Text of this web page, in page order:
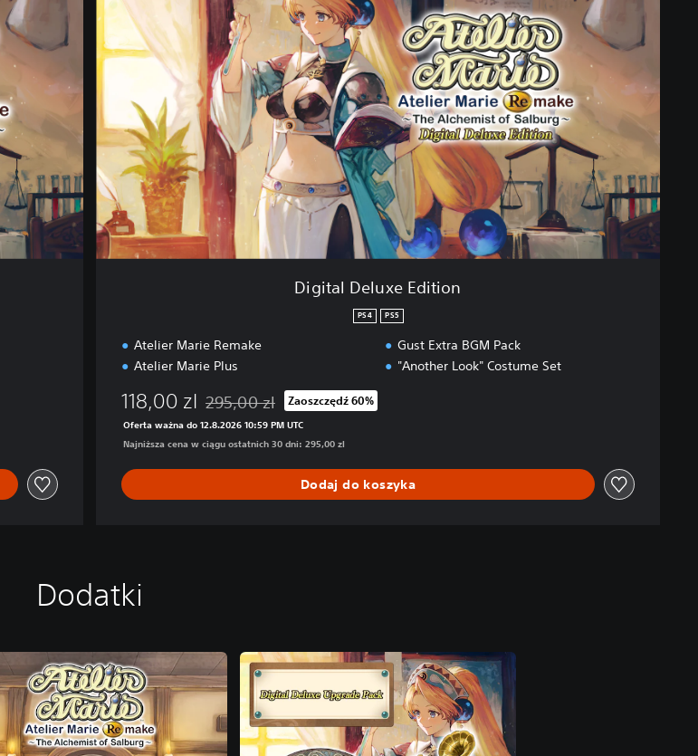
a
l
u
e
E
d
i
t
Digital Deluxe Edition
PS4 PS5
Atelier Marie Remake
Atelier Marie Plus
Gust Extra BGM Pack
"Another Look" Costume Set
118,00 zl Zastosowano zniżkę z oryginalnej ceny wynoszącej 295,00 zl
295,00 zl Zaoszczędź 60%
Oferta ważna do 12.8.2026 10:59 PM UTC
Najniższa cena w ciągu ostatnich 30 dni: 295,00 zl
Dodaj do koszyka
Dodatki